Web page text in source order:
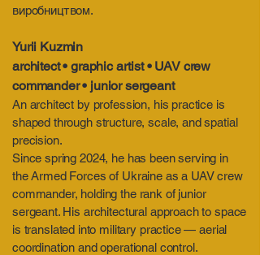
виробництвом.
Yurii Kuzmin
architect • graphic artist • UAV crew
commander • junior sergeant
An architect by profession, his practice is
shaped through structure, scale, and spatial
precision.
Since spring 2024, he has been serving in
the Armed Forces of Ukraine as a UAV crew
commander, holding the rank of junior
sergeant. His architectural approach to space
is translated into military practice — aerial
coordination and operational control.